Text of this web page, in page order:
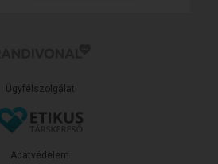
Ügyfélszolgálat
Adatvédelem